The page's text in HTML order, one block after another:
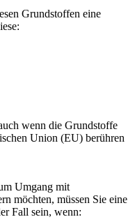
Grundstoffen eine
wenn die Grundstoffe
Union (EU) berühren
Umgang mit
möchten, müssen Sie eine
Fall sein, wenn: